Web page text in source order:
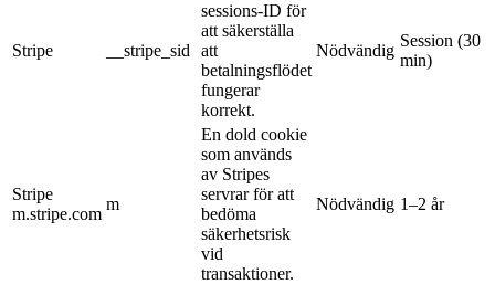
Stripe __stripe_sid
sessions-ID för
att säkerställa
att
betalningsflödet
fungerar
korrekt.
Nödvändig
Session (30
min)
Stripe
m.stripe.com
m
En dold cookie
som används
av Stripes
servrar för att
bedöma
säkerhetsrisk
vid
transaktioner.
Nödvändig 1–2 år